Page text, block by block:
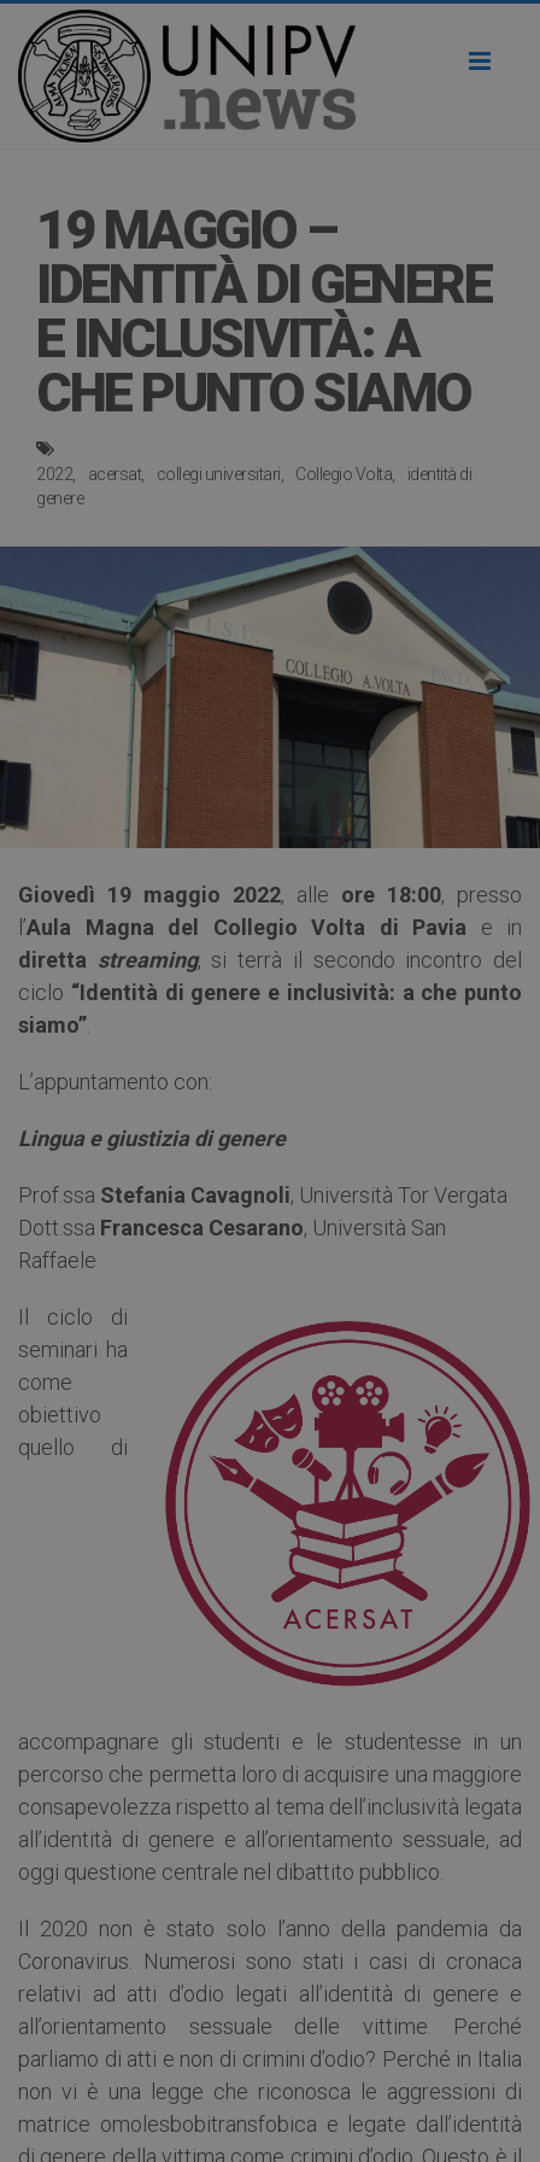
19 MAGGIO –
IDENTITÀ DI GENERE
E INCLUSIVITÀ: A
CHE PUNTO SIAMO
2022 acersat collegi universitari Collegio Volta
identità di
genere
Giovedì 19 maggio 2022, alle ore 18:00, presso
l’Aula Magna del Collegio Volta di Pavia e in
diretta streaming, si terrà il secondo incontro del
ciclo “Identità di genere e inclusività: a che punto
siamo”
L’appuntamento con:
Lingua e giustizia di genere
Prof.ssa Stefania Cavagnoli, Università Tor Vergata
Dott.ssa Francesca Cesarano, Università San
Raffaele
Il ciclo di
seminari ha
come
obiettivo
quello di
accompagnare gli studenti e le studentesse in un
percorso che permetta loro di acquisire una maggiore
consapevolezza rispetto al tema dell’inclusività legata
all’identità di genere e all’orientamento sessuale, ad
oggi questione centrale nel dibattito pubblico.
Il 2020 non è stato solo l’anno della pandemia da
Coronavirus. Numerosi sono stati i casi di cronaca
relativi ad atti d’odio legati all’identità di genere e
all’orientamento sessuale delle vittime. Perché
parliamo di atti e non di crimini d’odio? Perché in Italia
non vi è una legge che riconosca le aggressioni di
matrice omolesbobitransfobica e legate dall’identità
di genere della vittima come crimini d’odio. Questo è il